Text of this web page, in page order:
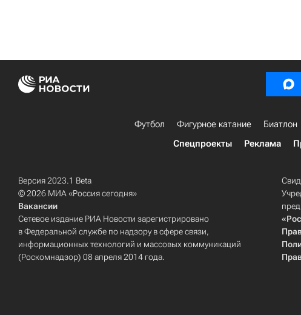
Футбол Фигурное катание Биатлон
Спецпроекты
Реклама
Версия 2023.1 Beta
© 2026 МИА «Россия сегодня»
Вакансии
Сетевое издание РИА Новости зарегистрировано
в Федеральной службе по надзору в сфере связи,
информационных технологий и массовых коммуникаций
(Роскомнадзор) 08 апреля 2014 года.